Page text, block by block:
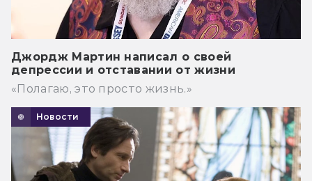
Джордж Мартин написал о своей
депрессии и отставании от жизни
«Полагаю, это просто жизнь.»
Новости